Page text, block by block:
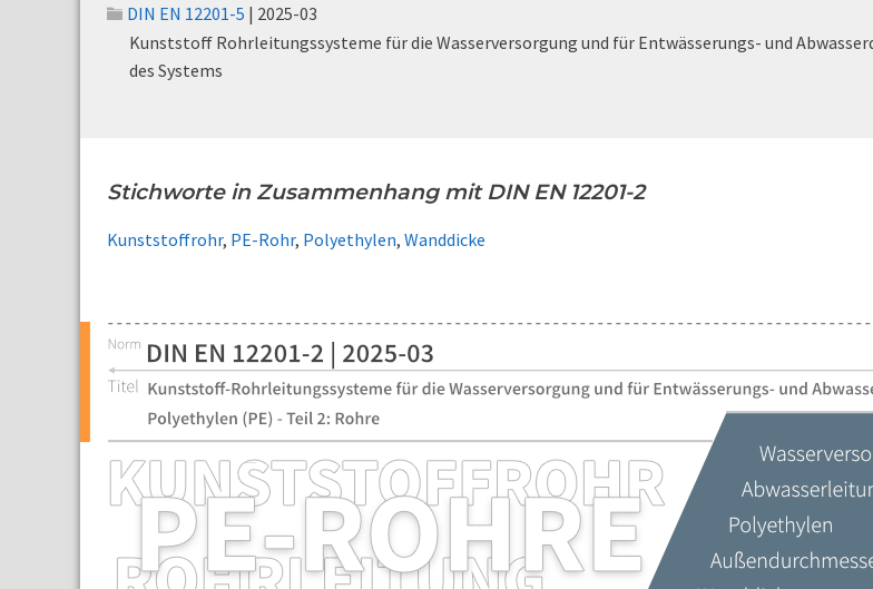
DIN EN 12201-5 | 2025-03
Kunststoff Rohrleitungssysteme für die Wasserversorgung und für Entwässerungs- und
des Systems
Stichworte in Zusammenhang mit DIN EN 12201-2
Kunststoffrohr, PE-Rohr, Polyethylen, Wanddicke